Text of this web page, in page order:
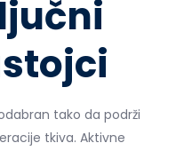
tako da podrži
tkiva. Aktivne